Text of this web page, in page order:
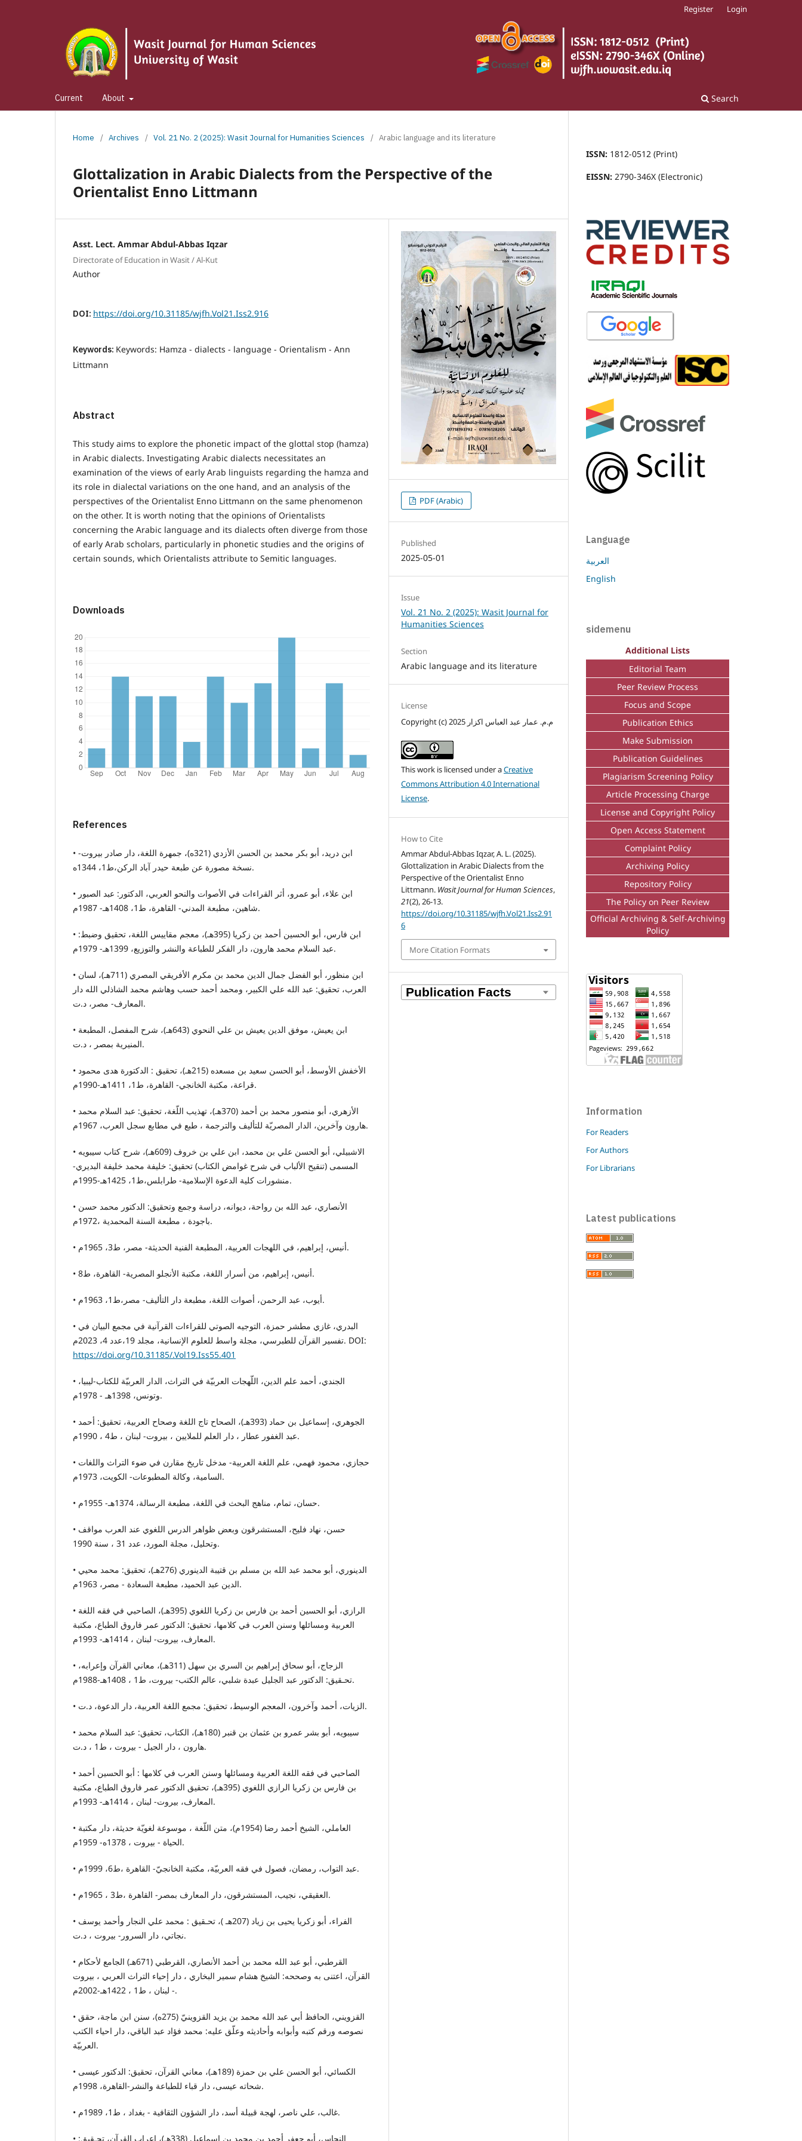
Current About Search
Register Login
Home / Archives / Vol. 21 No. 2 (2025): Wasit Journal for Humanities Sciences / Arabic language and its literature
Glottalization in Arabic Dialects from the Perspective of the
Orientalist Enno Littmann
Asst. Lect. Ammar Abdul-Abbas Iqzar
Directorate of Education in Wasit / Al-Kut
Author
DOI: https://doi.org/10.31185/wjfh.Vol21.Iss2.916
Keywords: Keywords: Hamza - dialects - language - Orientalism - Ann
Littmann
Abstract
This study aims to explore the phonetic impact of the glottal stop (hamza)
in Arabic dialects. Investigating Arabic dialects necessitates an
examination of the views of early Arab linguists regarding the hamza and
its role in dialectal variations on the one hand, and an analysis of the
perspectives of the Orientalist Enno Littmann on the same phenomenon
on the other. It is worth noting that the opinions of Orientalists
concerning the Arabic language and its dialects often diverge from those
of early Arab scholars, particularly in phonetic studies and the origins of
certain sounds, which Orientalists attribute to Semitic languages.
Downloads
References
• ابن دريد، أبو بكر محمد بن الحسن الأزدي (321ه)، جمهرة اللغة، دار صادر بيروت-
نسخة مصورة عن طبعة حيدر آباد الركن،ط1، 1344ه.
• ابن علاء، أبو عمرو، أثر القراءات في الأصوات والنحو العربي، الدكتور: عبد الصبور
شاهين، مطبعة المدني- القاهرة، ط1، 1408هـ- 1987م.
• ابن فارس، أبو الحسين أحمد بن زكريا (395هـ)، معجم مقاييس اللغة، تحقيق وضبط:
عبد السلام محمد هارون، دار الفكر للطباعة والنشر والتوزيع، 1399هـ- 1979م.
• ابن منظور، أبو الفضل جمال الدين محمد بن مكرم الأفريقي المصري (711هـ)، لسان
العرب، تحقيق: عبد الله علي الكبير، ومحمد أحمد حسب وهاشم محمد الشاذلي الله دار
المعارف- مصر، د.ت.
• ابن يعيش، موفق الدين يعيش بن علي النحوي (643هـ)، شرح المفصل، المطبعة
المنيرية بمصر ، د.ت.
• الأخفش الأوسط، أبو الحسن سعيد بن مسعده (215هـ)، تحقيق : الدكتورة هدى محمود
قراعة، مكتبة الخانجي- القاهرة، ط1، 1411هـ-1990م.
• الأزهري، أبو منصور محمد بن أحمد (370هـ)، تهذيب اللّغة، تحقيق: عبد السلام محمد
هارون وآخرين، الدار المصريّة للتأليف والترجمة ، طبع في مطابع سجل العرب، 1967م.
• الاشبيلي، أبو الحسن علي بن محمد، ابن علي بن خروف (609هـ)، شرح كتاب سيبويه
المسمى (تنقيح الألباب في شرح غوامض الكتاب) تحقيق: خليفة محمد خليفة البديري-
منشورات كلية الدعوة الإسلامية- طرابلس،ط1، 1425هـ-1995م.
• الأنصاري، عبد الله بن رواحة، ديوانه، دراسة وجمع وتحقيق: الدكتور محمد حسن
باجودة ، مطبعة السنة المحمدية ،1972م.
• أنيس، إبراهيم، في اللهجات العربية، المطبعة الفنية الحديثة- مصر، ط3، 1965م.
• أنيس، إبراهيم، من أسرار اللغة، مكتبة الأنجلو المصرية- القاهرة، ط8.
• أيوب، عبد الرحمن، أصوات اللغة، مطبعة دار التأليف- مصر،ط1، 1963م.
• البدري، غازي مطشر حمزة، التوجيه الصوتي للقراءات القرآنية في مجمع البيان في
تفسير القرآن للطبرسي، مجلة واسط للعلوم الإنسانية، مجلد 19،عدد 4، 2023م. DOI:
https://doi.org/10.31185/.Vol19.Iss55.401
• الجندي، أحمد علم الدين، اللّهجات العربيّة في التراث، الدار العربيّة للكتاب-ليبيا،
وتونس، 1398هـ - 1978م.
• الجوهري، إسماعيل بن حماد (393هـ)، الصحاح تاج اللغة وصحاح العربية، تحقيق: أحمد
عبد الغفور عطار ، دار العلم للملايين ، بيروت- لبنان ، ط4 ، 1990م.
• حجازي، محمود فهمي، علم اللغة العربية- مدخل تاريخ مقارن في ضوء التراث واللغات
السامية، وكالة المطبوعات- الكويت، 1973م.
• حسان، تمام، مناهج البحث في اللغة، مطبعة الرسالة، 1374هـ- 1955م.
• حسن، نهاد فليح، المستشرقون وبعض ظواهر الدرس اللغوي عند العرب مواقف
وتحليل، مجلة المورد، عدد 31 ، سنة 1990.
• الدينوري، أبو محمد عبد الله بن مسلم بن قتيبة الدينوري (276هـ)، تحقيق: محمد محيي
الدين عبد الحميد، مطبعة السعادة - مصر، 1963م.
• الرازي، أبو الحسين أحمد بن فارس بن زكريا اللغوي (395هـ)، الصاحبي في فقه اللغة
العربية ومسائلها وسنن العرب في كلامها، تحقيق: الدكتور عمر فاروق الطباع، مكتبة
المعارف، بيروت- لبنان ، 1414هـ- 1993م.
• الزجاج، أبو سحاق إبراهيم بن السري بن سهل (311هـ)، معاني القرآن وإعرابه،
تحـقيق: الدكتور عبد الجليل عبدة شلبي، عالم الكتب- بيروت، ط1 ، 1408هـ-1988م.
• الزيات، أحمد وآخرون، المعجم الوسيط، تحقيق: مجمع اللغة العربية، دار الدعوة، د.ت.
• سيبويه، أبو بشر عمرو بن عثمان بن قنبر (180هـ)، الكتاب، تحقيق: عبد السلام محمد
هارون ، دار الجيل - بيروت ، ط1 ، د.ت.
• الصاحبي في فقه اللغة العربية ومسائلها وسنن العرب في كلامها : أبو الحسين أحمد
بن فارس بن زكريا الرازي اللغوي (395هـ)، تحقيق الدكتور عمر فاروق الطباع، مكتبة
المعارف، بيروت- لبنان ، 1414هـ- 1993م.
• العاملي، الشيخ أحمد رضا (1954م)، متن اللّغة ، موسوعة لغويّة حديثة، دار مكتبة
الحياة - بيروت ، 1378ه- 1959م.
• عبد التواب، رمضان، فصول في فقه العربيّة، مكتبة الخانجيّ- القاهرة ،ط6، 1999م.
• العقيقي، نجيب، المستشرقون، دار المعارف بمصر- القاهرة ،ط3 ، 1965م.
• الفراء، أبو زكريا يحيى بن زياد (207هـ )، تحـقيق : محمد علي النجار وأحمد يوسف
نجاتي، دار السرور- بيروت ، د.ت.
• القرطبي، أبو عبد الله محمد بن أحمد الأنصاري، القرطبي (671هـ) الجامع لأحكام
القرآن، اعتنى به وصححه: الشيخ هشام سمير البخاري ، دار إحياء التراث العربي ، بيروت
- لبنان ، ط1 ، 1422هـ-2002م.
• القزويني، الحافظ أبي عبد الله محمد بن يزيد القزوينيّ (275ه)، سنن ابن ماجة، حقق
نصوصه ورقم كتبه وأبوابه وأحاديثه وعلّق عليه: محمد فؤاد عبد الباقي، دار احياء الكتب
العربيّة.
• الكسائي، أبو الحسن علي بن حمزة (189هـ)، معاني القرآن، تحقيق: الدكتور عيسى
شحاته عيسى، دار قباء للطباعة والنشر-القاهرة، 1998م.
• غالب، علي ناصر، لهجة قبيلة أسد، دار الشؤون الثقافية - بغداد ، ط1، 1989م.
• النحاس، أبو جعفر أحمد بن محمد بن اسماعيل (338هـ)، إعراب القرآن، تحـقيق:
PDF (Arabic)
Published
2025-05-01
Issue
Vol. 21 No. 2 (2025): Wasit Journal for
Humanities Sciences
Section
Arabic language and its literature
License
Copyright (c) 2025 م.م. عمار عبد العباس اكزار
This work is licensed under aCreative
Commons Attribution 4.0 International
License.
How to Cite
Ammar Abdul-Abbas Iqzar, A. L. (2025).
Glottalization in Arabic Dialects from the
Perspective of the Orientalist Enno
Littmann. Wasit Journal for Human Sciences,
21(2), 26-13.
https://doi.org/10.31185/wjfh.Vol21.Iss2.91
6
More Citation Formats
ISSN: 1812-0512 (Print)
EISSN: 2790-346X (Electronic)
Language
العربية
English
sidemenu
Additional Lists
Editorial Team
Peer Review Process
Focus and Scope
Publication Ethics
Make Submission
Publication Guidelines
Plagiarism Screening Policy
Article Processing Charge
License and Copyright Policy
Open Access Statement
Complaint Policy
Archiving Policy
Repository Policy
The Policy on Peer Review
Official Archiving & Self-Archiving
Policy
Information
For Readers
For Authors
For Librarians
Latest publications